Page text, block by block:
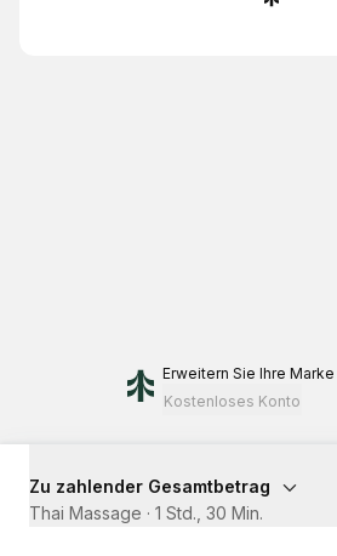
Erweitern Sie Ihre Marke
Kostenloses Konto
Zu zahlender Gesamtbetrag
Thai Massage · 1 Std., 30 Min.